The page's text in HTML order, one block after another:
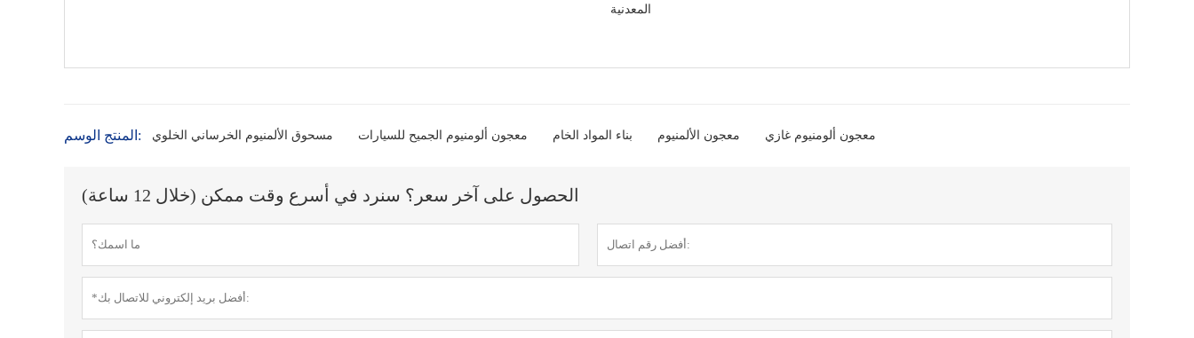
المعدنية
المنتج الوسم: مسحوق الألمنيوم الخرساني الخلوي معجون ألومنيوم الجميح للسيارات بناء المواد الخام معجون الألمنيوم معجون ألومنيوم غازي
الحصول على آخر سعر؟ سنرد في أسرع وقت ممكن (خلال 12 ساعة)